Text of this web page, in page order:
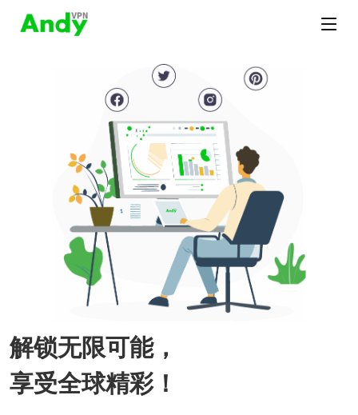
解锁无限可能，
享受全球精彩！